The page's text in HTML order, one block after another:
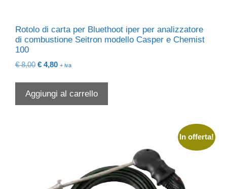
Rotolo di carta per Bluethoot iper per analizzatore
di combustione Seitron modello Casper e Chemist
100
€8,00 Il
era:
€ 8,00.
€ 4,80Il
è:
€ 4,80.
+ iva
Aggiungi al carrello
In offerta!